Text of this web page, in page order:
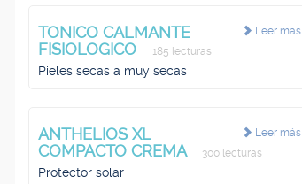
Leer más
TONICO CALMANTE
FISIOLOGICO
185 lecturas
Pieles secas a muy secas
Leer más
ANTHELIOS XL
COMPACTO CREMA
300 lecturas
Protector solar